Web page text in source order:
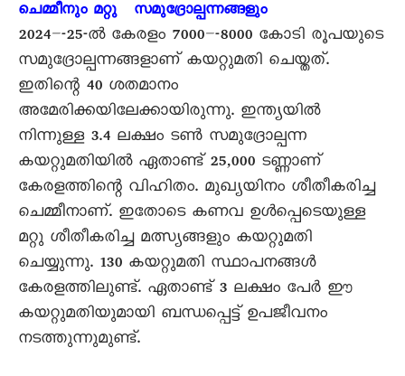
ചെമ്മീനും മറ്റു സമുദ്രോല്പന്നങ്ങളും
2024–-25-ൽ കേരളം 7000–-8000 കോടി രൂപയുടെ
സമുദ്രോല്പന്നങ്ങളാണ് കയറ്റുമതി ചെയ്തത്.
ഇതിന്റെ 40 ശതമാനം
അമേരിക്കയിലേക്കായിരുന്നു. ഇന്ത്യയിൽ
നിന്നുള്ള 3.4 ലക്ഷം ടൺ സമുദ്രോല്പന്ന
കയറ്റുമതിയിൽ ഏതാണ്ട് 25,000 ടണ്ണാണ്
കേരളത്തിന്റെ വിഹിതം. മുഖ്യയിനം ശീതീകരിച്ച
ചെമ്മീനാണ്. ഇതോടെ കണവ ഉൾപ്പെടെയുള്ള
മറ്റു ശീതീകരിച്ച മത്സ്യങ്ങളും കയറ്റുമതി
ചെയ്യുന്നു. 130 കയറ്റുമതി സ്ഥാപനങ്ങൾ
കേരളത്തിലുണ്ട്. ഏതാണ്ട് 3 ലക്ഷം പേർ ഈ
കയറ്റുമതിയുമായി ബന്ധപ്പെട്ട് ഉപജീവനം
നടത്തുന്നുമുണ്ട്.